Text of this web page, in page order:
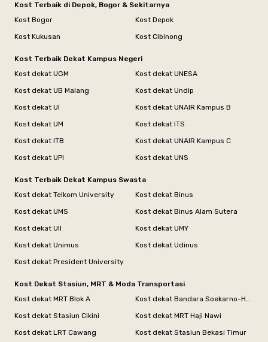
Kost Terbaik di Depok, Bogor & Sekitarnya
Kost Bogor
Kost Depok
Kost Kukusan
Kost Cibinong
Kost Terbaik Dekat Kampus Negeri
Kost dekat UGM
Kost dekat UNESA
Kost dekat UB Malang
Kost dekat Undip
Kost dekat UI
Kost dekat UNAIR Kampus B
Kost dekat UM
Kost dekat ITS
Kost dekat ITB
Kost dekat UNAIR Kampus C
Kost dekat UPI
Kost dekat UNS
Kost Terbaik Dekat Kampus Swasta
Kost dekat Telkom University
Kost dekat Binus
Kost dekat UMS
Kost dekat Binus Alam Sutera
Kost dekat UII
Kost dekat UMY
Kost dekat Unimus
Kost dekat Udinus
Kost dekat President University
Kost Dekat Stasiun, MRT & Moda Transportasi
Kost dekat MRT Blok A
Kost dekat Bandara Soekarno-Hatta
Kost dekat Stasiun Cikini
Kost dekat MRT Haji Nawi
Kost dekat LRT Cawang
Kost dekat Stasiun Bekasi Timur